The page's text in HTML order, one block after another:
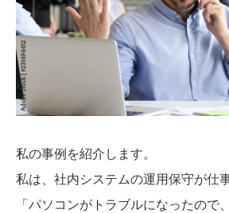
私の事例を紹介します。
私は、社内システムの運用保守が仕
「パソコンがトラブルになったので